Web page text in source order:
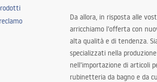
Da allora, in risposta alle
arricchiamo l’offerta con
alta qualità e di tendenza.
specializzati nella
nell’importazione di articoli
rubinetteria da bagno e da